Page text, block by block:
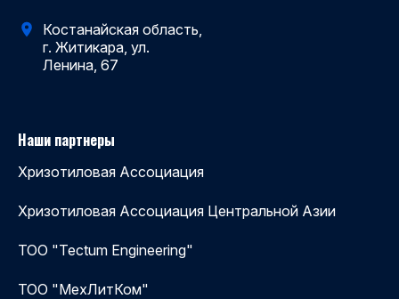
Костанайская область,
г. Житикара, ул.
Ленина, 67
Наши партнеры
Хризотиловая Ассоциация
Хризотиловая Ассоциация Центральной Азии
ТОО "Tectum Engineering"
ТОО "МехЛитКом"